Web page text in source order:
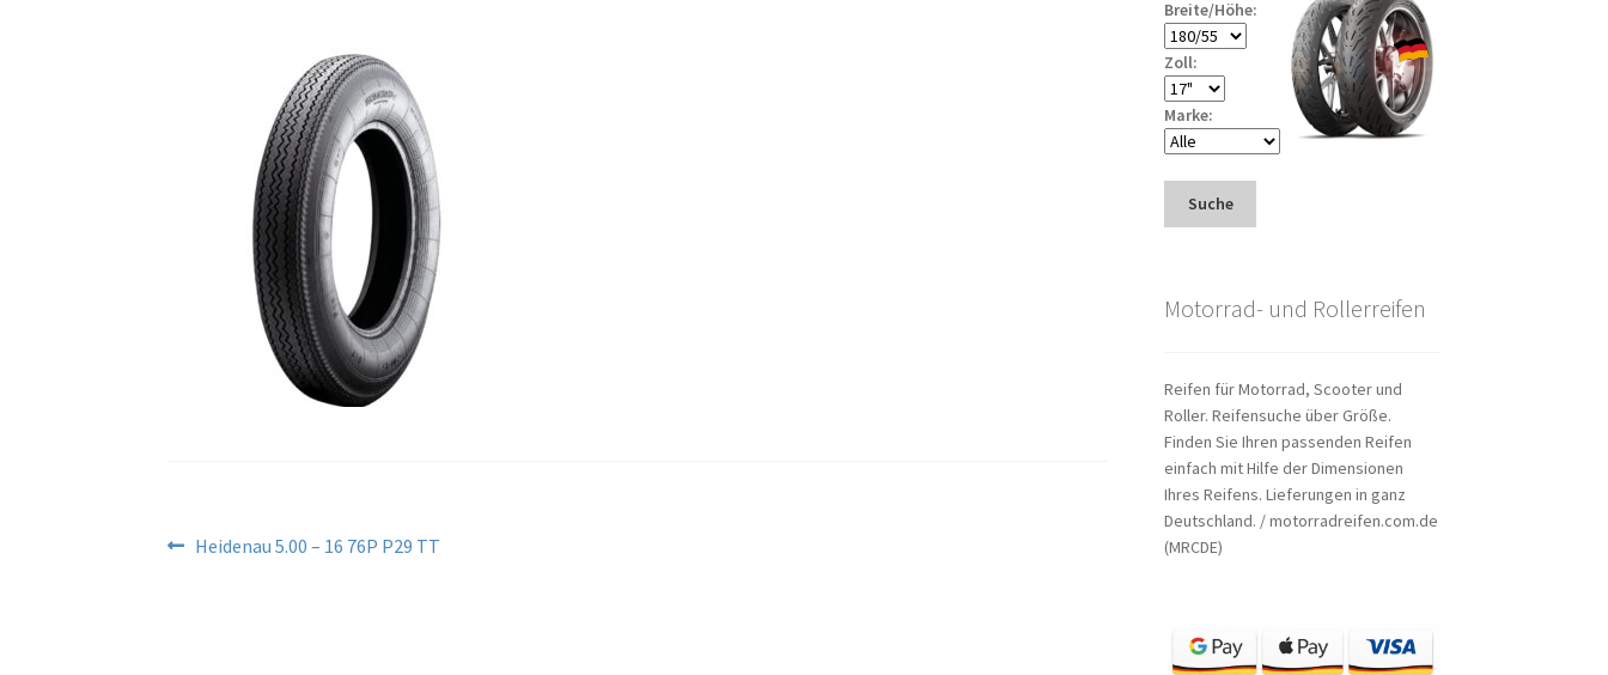
Beitragsnavigation
Vorheriger
Heidenau 5.00 – 16 76P P29 TT
Breite/Höhe:
Zoll:
Marke:
Suche
Motorrad- und Rollerreifen
Reifen für Motorrad, Scooter und
Roller. Reifensuche über Größe.
Finden Sie Ihren passenden Reifen
einfach mit Hilfe der Dimensionen
Ihres Reifens. Lieferungen in ganz
Deutschland. / motorradreifen.com.de
(MRCDE)